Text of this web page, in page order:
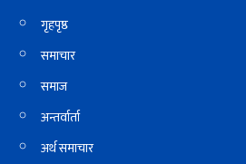
गृहपृष्ठ
समाचार
समाज
अन्तर्वार्ता
अर्थ समाचार